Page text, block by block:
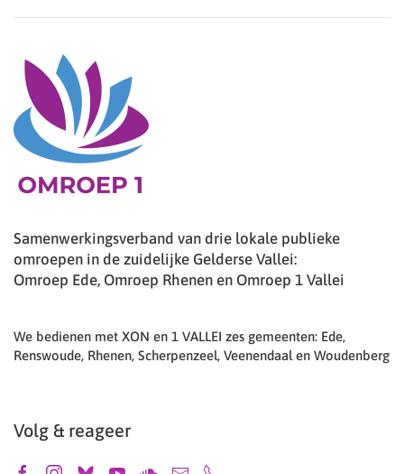
Samenwerkingsverband van drie lokale publieke
omroepen in de zuidelijke Gelderse Vallei:
Omroep Ede, Omroep Rhenen en Omroep 1 Vallei
We bedienen met XON en 1 VALLEI zes gemeenten: Ede,
Renswoude, Rhenen, Scherpenzeel, Veenendaal en Woudenberg
Volg & reageer